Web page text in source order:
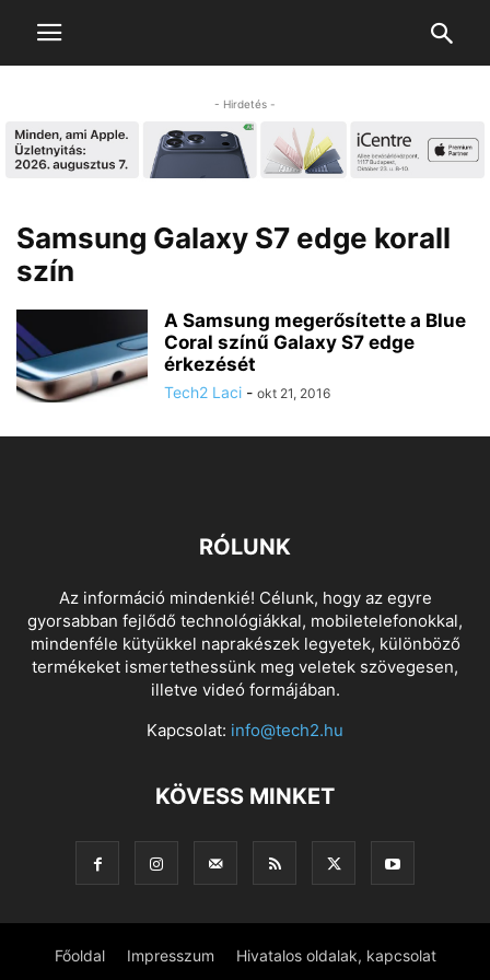
- Hirdetés -
Samsung Galaxy S7 edge korall
szín
A Samsung megerősítette a Blue
Coral színű Galaxy S7 edge
érkezését
Tech2 Laci - okt 21, 2016
RÓLUNK
Az információ mindenkié! Célunk, hogy az egyre
gyorsabban fejlődő technológiákkal, mobiletelefonokkal,
mindenféle kütyükkel naprakészek legyetek, különböző
termékeket ismertethessünk meg veletek szövegesen,
illetve videó formájában.
Kapcsolat: info@tech2.hu
KÖVESS MINKET
Főoldal Impresszum Hivatalos oldalak, kapcsolat